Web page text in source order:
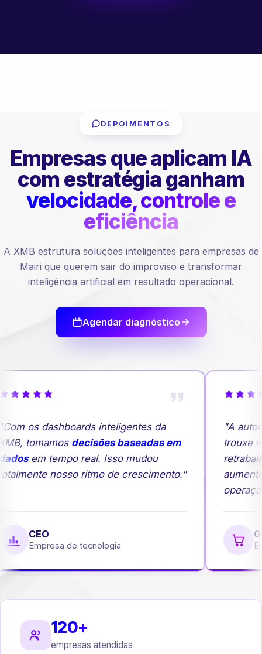
DEPOIMENTOS
Empresas que aplicam IA
com estratégia ganham
velocidade, controle e
eficiência
A XMB estrutura soluções inteligentes para empresas de
Mairi que querem sair do improviso e transformar
inteligência artificial em resultado operacional.
Agendar diagnóstico
os dashboards inteligentes da
tomamosdecisões baseadas em
em tempo real. Isso mudou
nosso ritmo de crescimento."
CEO
Empresa de tecnologia
"A
trouxe
120+
empresas atendidas